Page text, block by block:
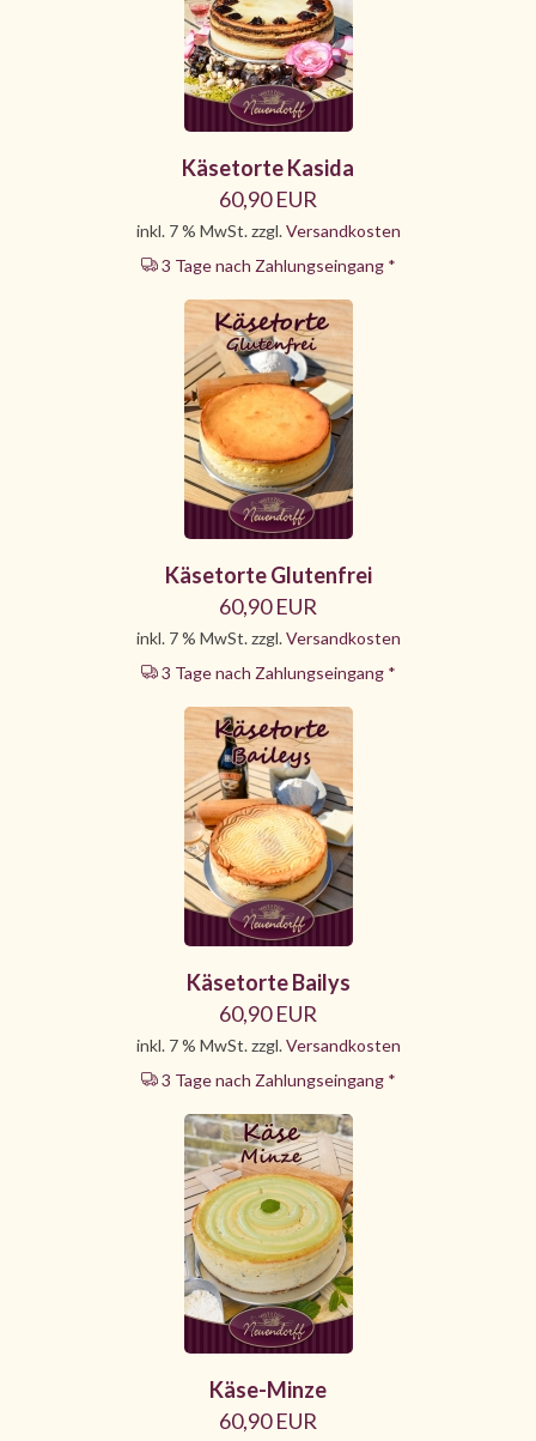
Käsetorte Kasida
60,90 EUR
inkl. 7 % MwSt. zzgl.Versandkosten
3 Tage nach Zahlungseingang *
Käsetorte Glutenfrei
60,90 EUR
inkl. 7 % MwSt. zzgl.Versandkosten
3 Tage nach Zahlungseingang *
Käsetorte Bailys
60,90 EUR
inkl. 7 % MwSt. zzgl.Versandkosten
3 Tage nach Zahlungseingang *
Käse-Minze
60,90 EUR